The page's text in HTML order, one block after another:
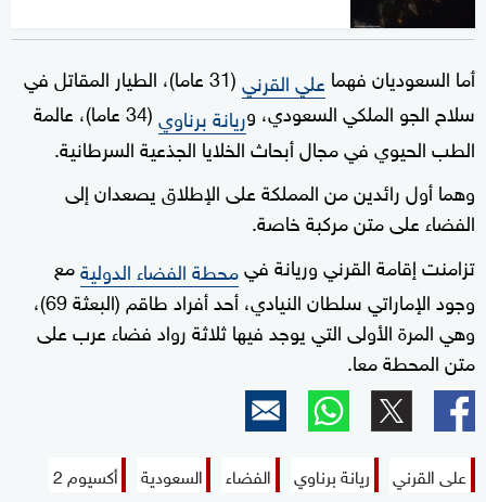
أما السعوديان فهما علي القرني
(31 عاما)، الطيار المقاتل في
سلاح الجو الملكي السعودي، وريانة برناوي
(34 عاما)، عالمة
الطب الحيوي في مجال أبحاث الخلايا الجذعية السرطانية.
وهما أول رائدين من المملكة على الإطلاق يصعدان إلى
الفضاء على متن مركبة خاصة.
تزامنت إقامة القرني وريانة فيمحطة الفضاء الدوليةمع
وجود الإماراتي سلطان النيادي، أحد أفراد طاقم (البعثة 69)،
وهي المرة الأولى التي يوجد فيها ثلاثة رواد فضاء عرب على
متن المحطة معا.
على القرني ريانة برناوي الفضاء السعودية
أكسيوم 2